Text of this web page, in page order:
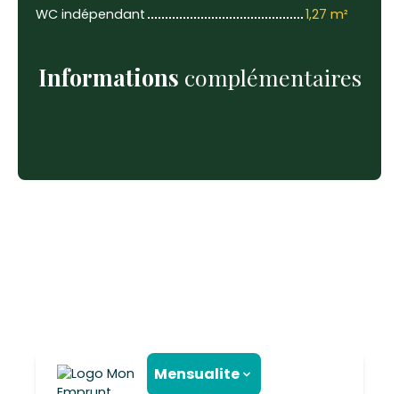
WC indépendant
1,27 m²
Informations complémentaires
Mensualite